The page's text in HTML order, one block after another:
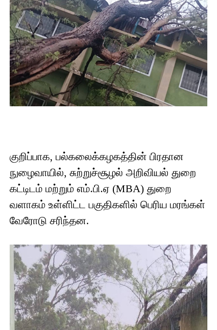
குறிப்பாக, பல்கலைக்கழகத்தின் பிரதான
நுழைவாயில், சுற்றுச்சூழல் அறிவியல் துறை
கட்டிடம் மற்றும் எம்.பி.ஏ (MBA) துறை
வளாகம் உள்ளிட்ட பகுதிகளில் பெரிய மரங்கள்
வேரோடு சரிந்தன.